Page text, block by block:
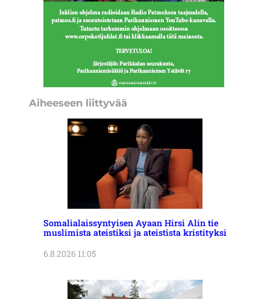
Aiheeseen liittyvää
Somalialaissyntyisen Ayaan Hirsi Alin tie
muslimista ateistiksi ja ateistista kristityksi
6.8.2026 11:05